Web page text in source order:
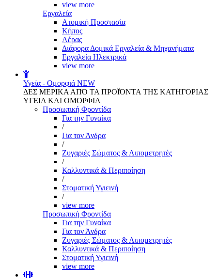
view more
Εργαλεία
Aτομική Προστασία
Kήπος
Αέρας
Διάφορα Δομικά Εργαλεία & Μηχανήματα
Εργαλεία Ηλεκτρικά
view more
Υγεία - Ομορφιά NEW
ΔΕΣ ΜΕΡΙΚΑ ΑΠΌ ΤΑ ΠΡΟΪΌΝΤΑ ΤΗΣ ΚΑΤΗΓΟΡΙΑΣ
ΥΓΕΙΑ ΚΑΙ ΟΜΟΡΦΙΑ
Προσωπική Φροντίδα
Για την Γυναίκα
/
Για τον Άνδρα
/
Ζυγαριές Σώματος & Λιπομετρητές
/
Καλλυντικά & Περιποίηση
/
Στοματική Υγιεινή
/
view more
Προσωπική Φροντίδα
Για την Γυναίκα
Για τον Άνδρα
Ζυγαριές Σώματος & Λιπομετρητές
Καλλυντικά & Περιποίηση
Στοματική Υγιεινή
view more